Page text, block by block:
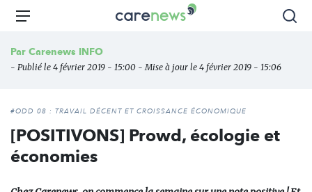
Aller
principal
Carenews,
des
l'engagement
Menu
Par Carenews INFO
- Publié le 4 février 2019 - 15:00 - Mise à jour le 4 février 2019 - 15:06
#ODD 08 : TRAVAIL DÉCENT ET CROISSANCE ÉCONOMIQUE
[POSITIVONS] Prowd, écologie et
économies